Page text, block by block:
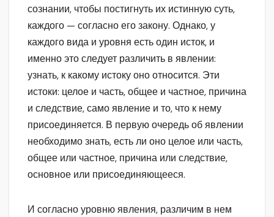
сознании, чтобы постигнуть их истинную суть,
каждого — согласно его закону. Однако, у
каждого вида и уровня есть один исток, и
именно это следует различить в явлении:
узнать, к какому истоку оно относится. Эти
истоки: целое и часть, общее и частное, причина
и следствие, само явление и то, что к нему
присоединяется. В первую очередь об явлении
необходимо знать, есть ли оно целое или часть,
общее или частное, причина или следствие,
основное или присоединяющееся.
И согласно уровню явления, различим в нем